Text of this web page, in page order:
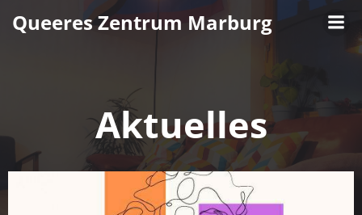
Inhalt
Queeres Zentrum Marburg
Aktuelles